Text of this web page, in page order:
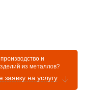
и
из металлов?
заявку на услугу